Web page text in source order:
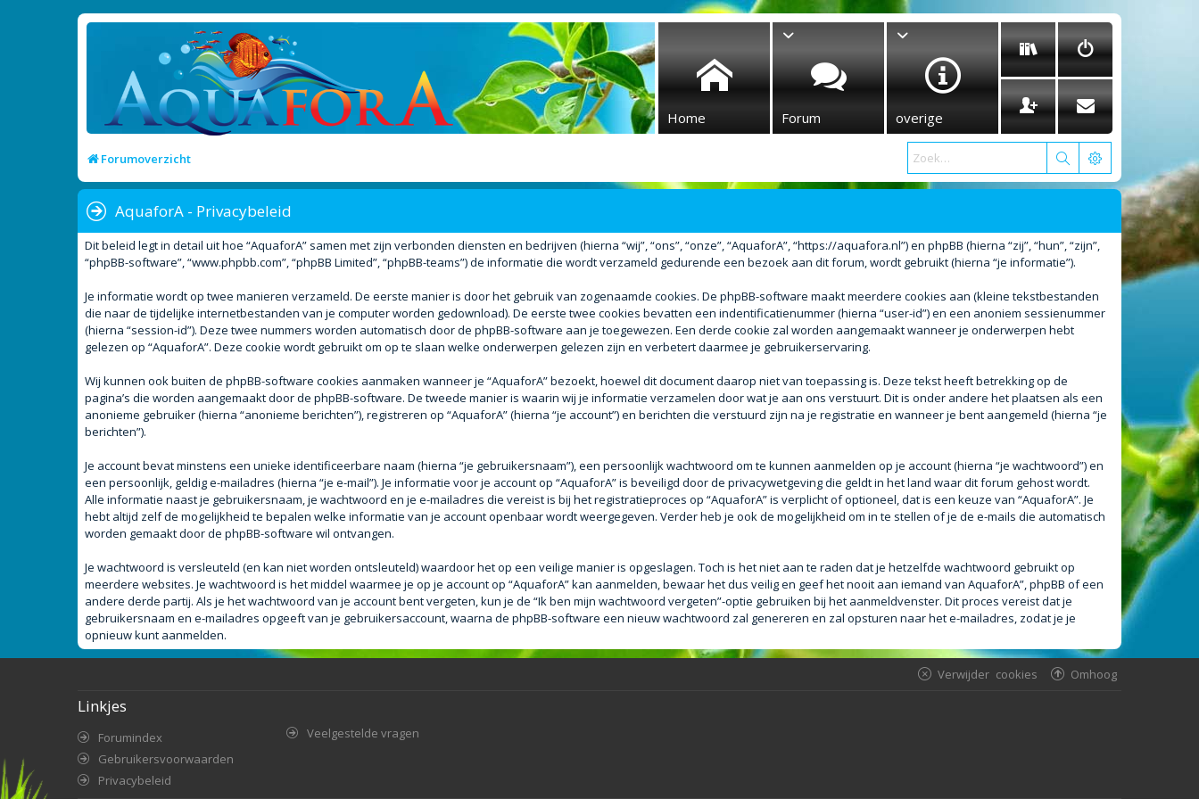
Home Forum overige
Forumoverzicht
AquaforA - Privacybeleid
Dit beleid legt in detail uit hoe “AquaforA” samen met zijn verbonden diensten en bedrijven (hierna “wij”, “ons”, “onze”, “AquaforA”, “https://aquafora.nl”) en phpBB (hierna “zij”, “hun”, “zijn”,
“phpBB-software”, “www.phpbb.com”, “phpBB Limited”, “phpBB-teams”) de informatie die wordt verzameld gedurende een bezoek aan dit forum, wordt gebruikt (hierna “je informatie”).
Je informatie wordt op twee manieren verzameld. De eerste manier is door het gebruik van zogenaamde cookies. De phpBB-software maakt meerdere cookies aan (kleine tekstbestanden
die naar de tijdelijke internetbestanden van je computer worden gedownload). De eerste twee cookies bevatten een indentificatienummer (hierna “user-id”) en een anoniem sessienummer
(hierna “session-id”). Deze twee nummers worden automatisch door de phpBB-software aan je toegewezen. Een derde cookie zal worden aangemaakt wanneer je onderwerpen hebt
gelezen op “AquaforA”. Deze cookie wordt gebruikt om op te slaan welke onderwerpen gelezen zijn en verbetert daarmee je gebruikerservaring.
Wij kunnen ook buiten de phpBB-software cookies aanmaken wanneer je “AquaforA” bezoekt, hoewel dit document daarop niet van toepassing is. Deze tekst heeft betrekking op de
pagina’s die worden aangemaakt door de phpBB-software. De tweede manier is waarin wij je informatie verzamelen door wat je aan ons verstuurt. Dit is onder andere het plaatsen als een
anonieme gebruiker (hierna “anonieme berichten”), registreren op “AquaforA” (hierna “je account”) en berichten die verstuurd zijn na je registratie en wanneer je bent aangemeld (hierna “je
berichten”).
Je account bevat minstens een unieke identificeerbare naam (hierna “je gebruikersnaam”), een persoonlijk wachtwoord om te kunnen aanmelden op je account (hierna “je wachtwoord”) en
een persoonlijk, geldig e-mailadres (hierna “je e-mail”). Je informatie voor je account op “AquaforA” is beveiligd door de privacywetgeving die geldt in het land waar dit forum gehost wordt.
Alle informatie naast je gebruikersnaam, je wachtwoord en je e-mailadres die vereist is bij het registratieproces op “AquaforA” is verplicht of optioneel, dat is een keuze van “AquaforA”. Je
hebt altijd zelf de mogelijkheid te bepalen welke informatie van je account openbaar wordt weergegeven. Verder heb je ook de mogelijkheid om in te stellen of je de e-mails die automatisch
worden gemaakt door de phpBB-software wil ontvangen.
Je wachtwoord is versleuteld (en kan niet worden ontsleuteld) waardoor het op een veilige manier is opgeslagen. Toch is het niet aan te raden dat je hetzelfde wachtwoord gebruikt op
meerdere websites. Je wachtwoord is het middel waarmee je op je account op “AquaforA” kan aanmelden, bewaar het dus veilig en geef het nooit aan iemand van AquaforA”, phpBB of een
andere derde partij. Als je het wachtwoord van je account bent vergeten, kun je de “Ik ben mijn wachtwoord vergeten”-optie gebruiken bij het aanmeldvenster. Dit proces vereist dat je
gebruikersnaam en e-mailadres opgeeft van je gebruikersaccount, waarna de phpBB-software een nieuw wachtwoord zal genereren en zal opsturen naar het e-mailadres, zodat je je
opnieuw kunt aanmelden.
Omhoog
Verwijder cookies
Linkjes
Forumindex
Gebruikersvoorwaarden
Privacybeleid
Veelgestelde vragen